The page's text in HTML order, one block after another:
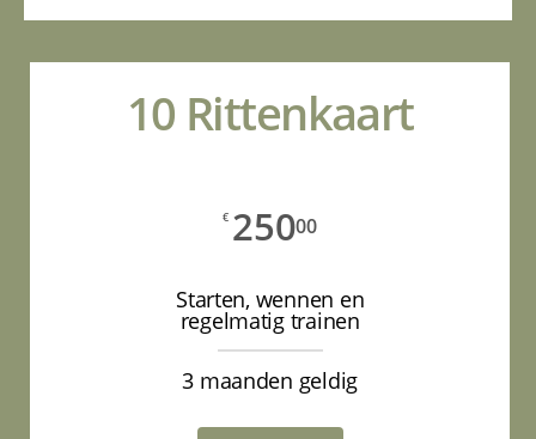
10 Rittenkaart
€ 25000
Starten, wennen en
regelmatig trainen
3 maanden geldig